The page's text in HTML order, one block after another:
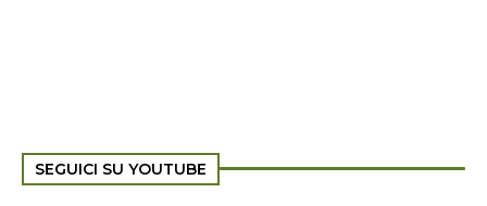
SEGUICI SU YOUTUBE